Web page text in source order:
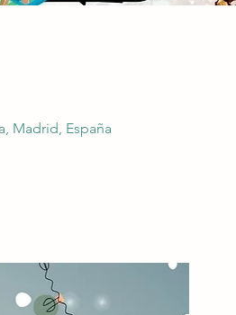
Madrid, España